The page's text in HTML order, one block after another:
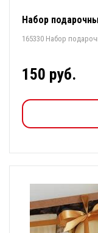
Набор
165330 Набор
150 руб.